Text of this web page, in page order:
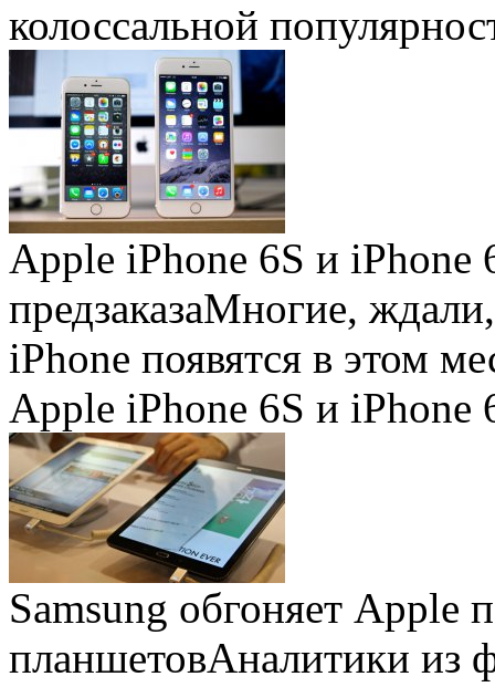
колоссальной
Apple iPhone 6S и iPhone
предзаказаМногие, ждали,
iPhone появятся в этом
Apple iPhone 6S и iPhone
Samsung обгоняет Apple
планшетовАналитики из